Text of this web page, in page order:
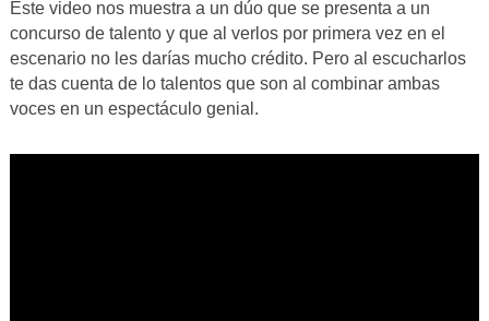
Este video nos muestra a un dúo que se presenta a un
concurso de talento y que al verlos por primera vez en el
escenario no les darías mucho crédito. Pero al escucharlos
te das cuenta de lo talentos que son al combinar ambas
voces en un espectáculo genial.